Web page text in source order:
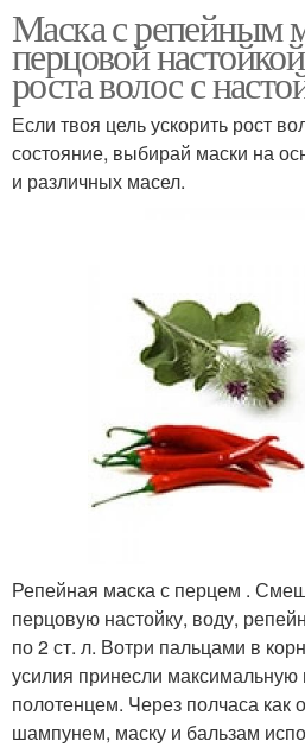
Маска с репейным
перцовой
роста волос с
Если твоя цель ускорить рост
состояние, выбирай маски на
и различных масел.
Репейная маска с перцем .
перцовую настойку, воду,
по 2 ст. л. Вотри пальцами в
усилия принесли максимальную
полотенцем. Через полчаса
шампунем, маску и бальзам